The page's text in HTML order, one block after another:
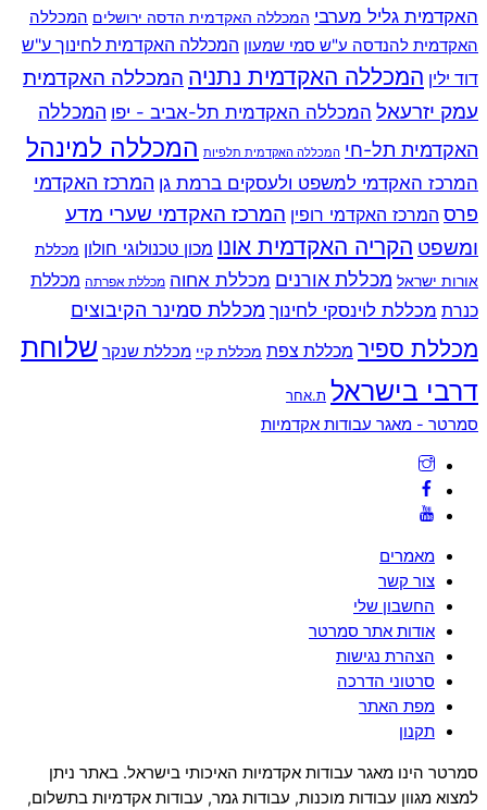
האקדמית גליל מערבי המכללה האקדמית הדסה ירושלים המכללה
האקדמית להנדסה ע"ש סמי שמעון המכללה האקדמית לחינוך ע"ש
דוד ילין המכללה האקדמית נתניה המכללה האקדמית
עמק יזרעאל המכללה האקדמית תל-אביב - יפו המכללה
האקדמית תל-חי המכללה האקדמית תלפיות המכללה למינהל
המרכז האקדמי למשפט ולעסקים ברמת גן המרכז האקדמי
פרס המרכז האקדמי רופין המרכז האקדמי שערי מדע
ומשפט הקריה האקדמית אונו מכון טכנולוגי חולון מכללת
אורות ישראל מכללת אורנים מכללת אחוה מכללת אפרתה מכללת
כנרת מכללת לוינסקי לחינוך מכללת סמינר הקיבוצים
מכללת ספיר מכללת צפת מכללת קיי מכללת שנקר שלוחת
דרבי בישראל ת.אחר
Back
Top
סמרטר - מאגר עבודות אקדמיות
מאמרים
צור קשר
החשבון שלי
אודות אתר סמרטר
הצהרת נגישות
סרטוני הדרכה
מפת האתר
תקנון
סמרטר הינו מאגר עבודות אקדמיות האיכותי בישראל. באתר ניתן
למצוא מגוון עבודות מוכנות, עבודות גמר, עבודות אקדמיות בתשלום,